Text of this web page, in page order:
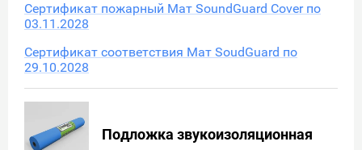
Сертификат пожарный Мат SoundGuard Cover по
03.11.2028
Сертификат соответствия Мат SoudGuard по
29.10.2028
Подложка звукоизоляционная